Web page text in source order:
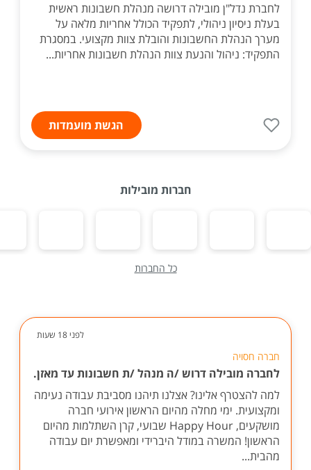
לחברת נדל"ן מובילה דרושה מנהלת חשבונות ראשית
בעלת ניסיון ניהולי, לתפקיד הכולל אחריות מלאה על
מערך הנהלת החשבונות והובלת צוות מקצועי. במסגרת
התפקיד: ניהול והנעת צוות הנהלת חשבונות אחריות...
הגשת מועמדות
חברות מובילות
כל החברות
לפני 18 שעות
חברה חסויה
לחברה מובילה דרוש /ה מנהל /ת חשבונות עד מאזן.
למה להצטרף אלינו? אצלנו תיהנו מסביבת עבודה נעימה
ומקצועית. ימי מחלה מהיום הראשון אירועי חברה
מושקעים, Happy Hour שבועי, קרן השתלמות מהיום
הראשון! המשרה במודל היברידי ומאפשרת יום עבודה
מהבית...